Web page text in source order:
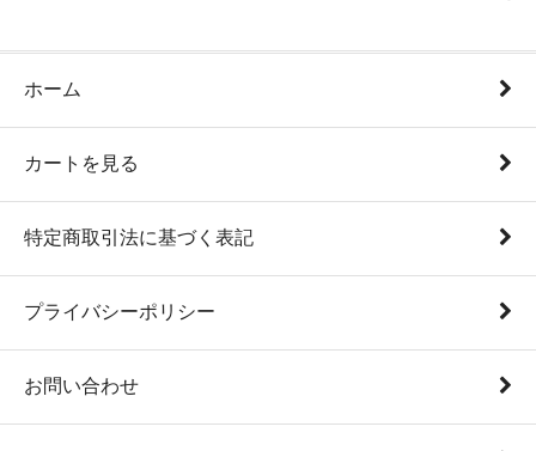
ホーム
カートを見る
特定商取引法に基づく表記
プライバシーポリシー
お問い合わせ